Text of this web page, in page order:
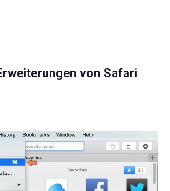
von Safari